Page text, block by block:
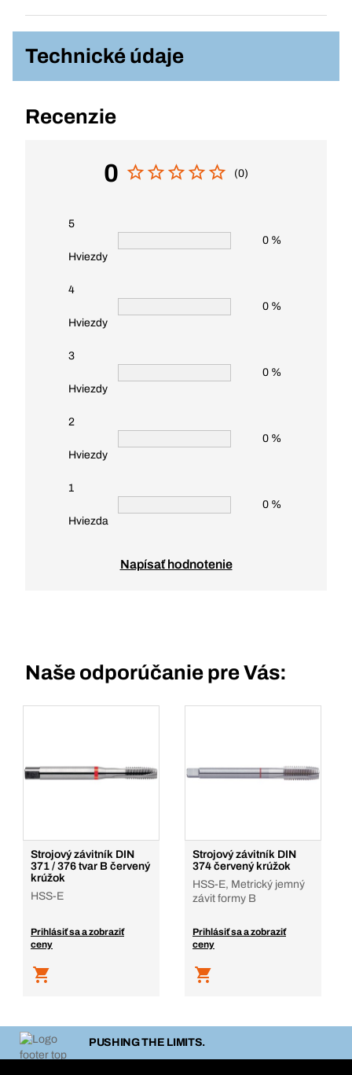
Technické údaje
Recenzie
0 (0)
5
Hviezdy
0 %
4
Hviezdy
0 %
3
Hviezdy
0 %
2
Hviezdy
0 %
1
Hviezda
0 %
Napísať hodnotenie
Naše odporúčanie pre Vás:
Strojový závitník DIN
371 / 376 tvar B červený
krúžok
HSS-E
Prihlásiť sa a zobraziť
ceny
Strojový závitník DIN
374 červený krúžok
HSS-E, Metrický jemný
závit formy B
Prihlásiť sa a zobraziť
ceny
PUSHING THE LIMITS.